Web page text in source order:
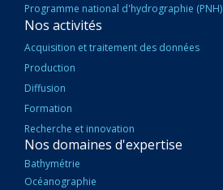
Programme national d'hydrographie (PNH)
Nos activités
Acquisition et traitement des données
Production
Diffusion
Formation
Recherche et innovation
Nos domaines d'expertise
Bathymétrie
Océanographie